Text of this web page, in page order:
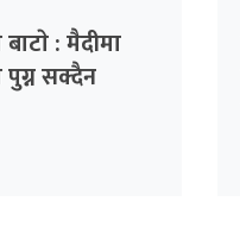
: मैदीमा
सक्दैन